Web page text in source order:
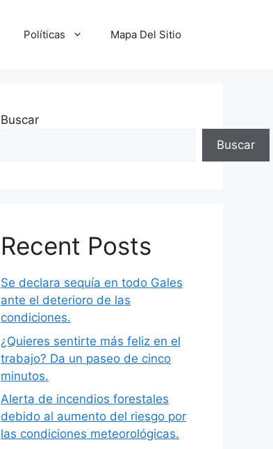
Políticas Mapa Del Sitio
Buscar
Buscar
Recent Posts
Se declara sequía en todo Gales
ante el deterioro de las
condiciones.
¿Quieres sentirte más feliz en el
trabajo? Da un paseo de cinco
minutos.
Alerta de incendios forestales
debido al aumento del riesgo por
las condiciones meteorológicas.